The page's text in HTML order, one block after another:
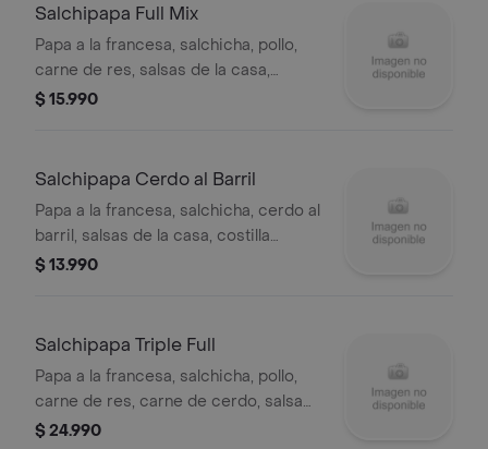
Salchipapa Full Mix
Papa a la francesa, salchicha, pollo,
carne de res, salsas de la casa,
costilla ahumada, chorizo, maíz y
$ 15.990
Salchipapa Cerdo al Barril
Papa a la francesa, salchicha, cerdo al
barril, salsas de la casa, costilla
ahumada, chorizo, maíz y queso.
$ 13.990
Salchipapa Triple Full
Papa a la francesa, salchicha, pollo,
carne de res, carne de cerdo, salsa
de la casa, costilla ahumada, chorizo,
$ 24.990